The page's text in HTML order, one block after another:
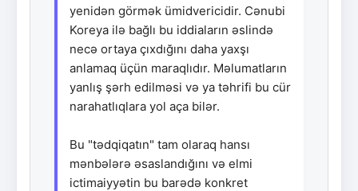
yenidən görmək ümidvericidir. Cənubi
Koreya ilə bağlı bu iddiaların əslində
necə ortaya çıxdığını daha yaxşı
anlamaq üçün maraqlıdır. Məlumatların
yanlış şərh edilməsi və ya təhrifi bu cür
narahatlıqlara yol aça bilər.
Bu "tədqiqatın" tam olaraq hansı
mənbələrə əsaslandığını və elmi
ictimaiyyətin bu barədə konkret